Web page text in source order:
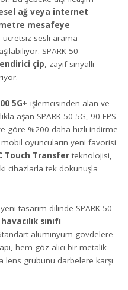
ağ veya internet
mesafeye
ücretsiz sesli arama
SPARK 50
çip , zayıf sinyalli
5G+ işlemcisinden alan ve
aşan SPARK 50 5G, 90 FPS
göre %200 daha hızlı indirme
mobil oyuncuların yeni favorisi
Touch Transfer teknolojisi,
cihazlarla tek dokunuşla
tasarım dilinde SPARK 50
sınıfı
alüminyum gövdelere
hem göz alıcı bir metalik
lens grubunu darbelere karşı